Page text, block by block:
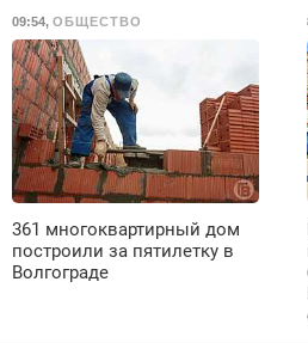
Реконструкция
09:54,ОБЩЕСТВО
361 многоквартирный дом
построили за пятилетку в
Волгограде